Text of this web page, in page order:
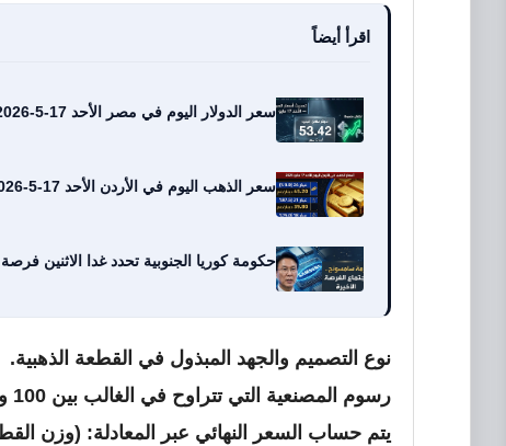
اقرأ أيضاً
سعر الدولار اليوم في مصر الأحد 17-5-2026: تحرك مفاجئ في أسعار الصرف بالبنوك
سعر الذهب اليوم في الأردن الأحد 17-5-2026 لعيار 21 والسبائك والجنيه الذهب
حكومة كوريا الجنوبية تحدد غدا الاثنين
نوع التصميم والجهد المبذول في القطعة الذهبية.
رسوم المصنعية التي تتراوح في الغالب بين 100 و150 جنيهاً للجرام.
يتم حساب السعر النهائي عبر المعادلة: (وزن